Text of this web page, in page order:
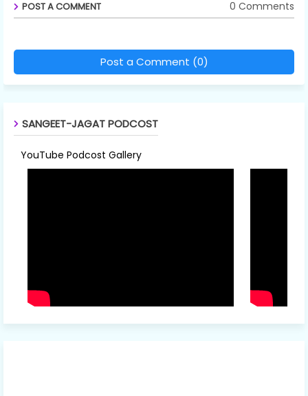
POST A COMMENT 0 Comments
Post a Comment (0)
SANGEET-JAGAT PODCOST
YouTube Podcost Gallery